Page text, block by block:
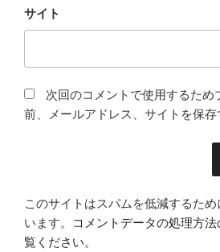
サイト
次回のコメントで使用するため
前、メールアドレス、サイトを保存
このサイトはスパムを低減するた
います。
コメントデータの処理方
覧ください。